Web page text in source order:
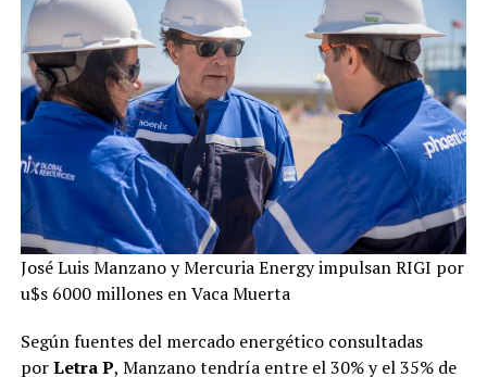
José Luis Manzano y Mercuria Energy impulsan RIGI por
u$s 6000 millones en Vaca Muerta
Según fuentes del mercado energético consultadas
porLetra P, Manzano tendría entre el 30% y el 35% de